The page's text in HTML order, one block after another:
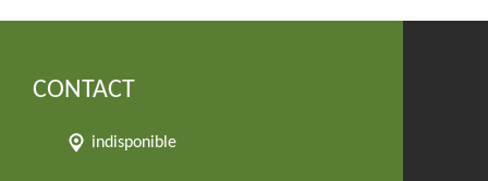
CONTACT
indisponible